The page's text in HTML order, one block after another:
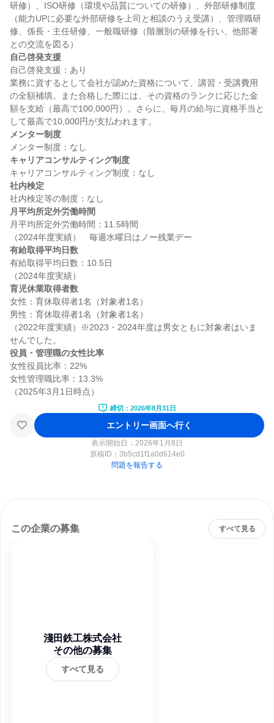
研修）、ISO研修（環境や品質についての研修）、外部研修制度
（能力UPに必要な外部研修を上司と相談のうえ受講）、管理職研
修、係長・主任研修、一般職研修（階層別の研修を行い、他部署
自己啓発支援
自己啓発支援：あり
業務に資するとして会社が認めた資格について、講習・受講費用
の全額補填。また合格した際には、その資格のランクに応じた金
額を支給（最高で100,000円）。さらに、毎月の給与に資格手当と
メンター制度
キャリアコンサルティング制度
社内検定
月平均所定外労働時間
月平均所定外労働時間：11.5時間
有給取得平均日数
有給取得平均日数：10.5日
育児休業取得者数
女性：育休取得者1名（対象者1名）
男性：育休取得者1名（対象者1名）
（2022年度実績）※2023・2024年度は男女ともに対象者はいま
役員・管理職の女性比率
女性役員比率：22%
女性管理職比率：13.3%
締切：2026年8月31日
エントリー画面へ行く
表示開始日：2026年1月8日
原稿ID： 3b5cd1f1a0d614e0
問題を報告する
この企業の募集 すべて見る
淺田鉄工株式会社
その他の募集
すべて見る